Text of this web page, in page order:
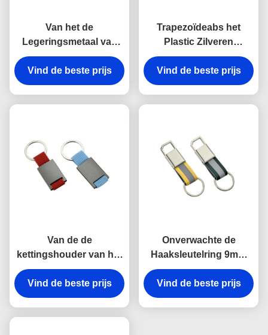
Van het de
Legeringsmetaal van
het haakzink van de de
kettingshouder Zeer
belangrijke
Vind de beste prijs
Trapezoïdeabs het
Plastic Zilveren
Galvaniseren van
Keychains van de
Metaal Zeer belangrijke
Vind de beste prijs
Van de de
kettingshouder van het
rechthoekmetaal de
Zeer belangrijke van de
de Lasergravure Gift
Vind de beste prijs
Onverwachte de
Haaksleutelring 9mm
van het riemmetaal Zeer
belangrijke de
Houdersherinneringen
Vind de beste prijs